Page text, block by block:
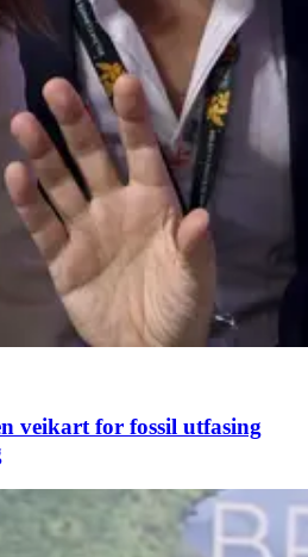
veikart for fossil utfasing